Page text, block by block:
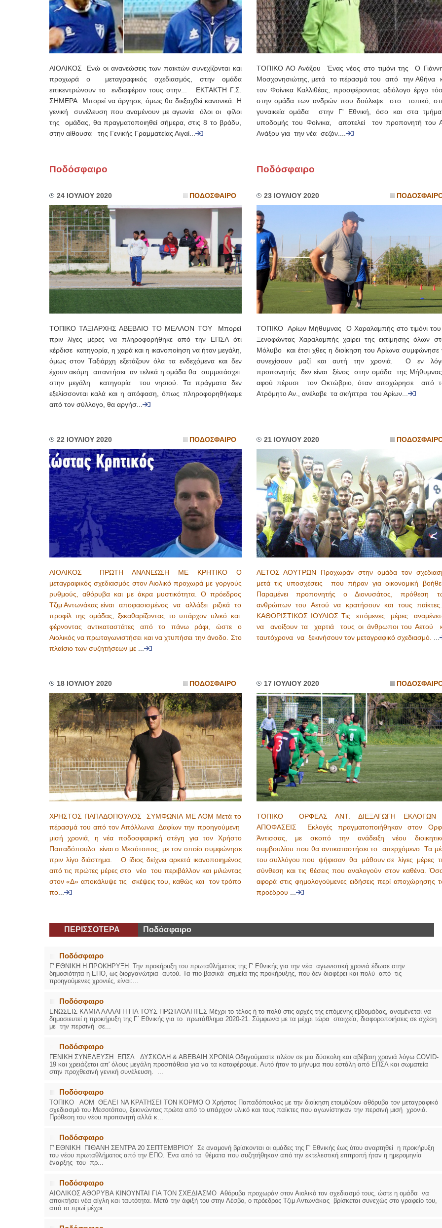
ΑΙΟΛΙΚΟΣ Ενώ οι ανανεώσεις των παικτών συνεχίζονται και
προχωρά ο μεταγραφικός σχεδιασμός, στην ομάδα
επικεντρώνουν το ενδιαφέρον τους στην... ΕΚΤΑΚΤΗ Γ.Σ.
ΣΗΜΕΡΑ Μπορεί να άργησε, όμως θα διεξαχθεί κανονικά. Η
γενική συνέλευση που αναμένουν με αγωνία όλοι οι φίλοι
της ομάδας, θα πραγματοποιηθεί σήμερα, στις 8 το βράδυ,
στην αίθουσα της Γενικής Γραμματείας Αιγαί...
ΤΟΠΙΚΟ ΑΟ Ανάξου Ένας νέος στο τιμόνι της Ο
Μοσχονησιώτης, μετά το πέρασμά του από την Αθήνα
τον Φοίνικα Καλλιθέας, προσφέροντας αξιόλογο έργο
στην ομάδα των ανδρών που δούλεψε στο τοπικό,
γυναικεία ομάδα στην Γ' Εθνική, όσο και στα
υποδομής του Φοίνικα, αποτελεί τον προπονητή του
Ανάξου για την νέα σεζόν....
Ποδόσφαιρο
24 ΙΟΥΛΙΟΥ 2020 ΠΟΔΟΣΦΑΙΡΟ
ΤΟΠΙΚΟ ΤΑΞΙΑΡΧΗΣ ΑΒΕΒΑΙΟ ΤΟ ΜΕΛΛΟΝ ΤΟΥ Μπορεί
πριν λίγες μέρες να πληροφορήθηκε από την ΕΠΣΛ ότι
κέρδισε κατηγορία, η χαρά και η ικανοποίηση να ήταν μεγάλη,
όμως στον Ταξιάρχη εξετάζουν όλα τα ενδεχόμενα και δεν
έχουν ακόμη απαντήσει αν τελικά η ομάδα θα συμμετάσχει
στην μεγάλη κατηγορία του νησιού. Τα πράγματα δεν
εξελίσσονται καλά και η απόφαση, όπως πληροφορηθήκαμε
από τον σύλλογο, θα αργήσ...
Ποδόσφαιρο
23 ΙΟΥΛΙΟΥ 2020
ΤΟΠΙΚΟ Αρίων Μήθυμνας Ο Χαραλαμπής στο τιμόνι
Ξενοφώντας Χαραλαμπής χαίρει της εκτίμησης όλων
Μόλυβο και έτσι χθες η διοίκηση του Αρίωνα συμφώνησε
συνεχίσουν μαζί και αυτή την χρονιά. Ο εν
προπονητής δεν είναι ξένος στην ομάδα της
αφού πέρυσι τον Οκτώβριο, όταν αποχώρησε από
Ατρόμητο Αν., ανέλαβε τα σκήπτρα του Αρίων...
22 ΙΟΥΛΙΟΥ 2020 ΠΟΔΟΣΦΑΙΡΟ
ΑΙΟΛΙΚΟΣ ΠΡΩΤΗ ΑΝΑΝΕΩΣΗ ΜΕ ΚΡΗΤΙΚΟ Ο
μεταγραφικός σχεδιασμός στον Αιολικό προχωρά με γοργούς
ρυθμούς, αθόρυβα και με άκρα μυστικότητα. Ο πρόεδρος
Τζιμ Αντωνάκας είναι αποφασισμένος να αλλάξει ριζικά το
προφίλ της ομάδας, ξεκαθαρίζοντας το υπάρχον υλικό και
φέρνοντας αντικαταστάτες από το πάνω ράφι, ώστε ο
Αιολικός να πρωταγωνιστήσει και να χτυπήσει την άνοδο. Στο
πλαίσιο των συζητήσεων με ...
21 ΙΟΥΛΙΟΥ 2020
ΑΕΤΟΣ ΛΟΥΤΡΩΝ Προχωράν στην ομάδα τον
μετά τις υποσχέσεις που πήραν για οικονομική
Παραμένει προπονητής ο Διονυσάτος, πρόθεση
ανθρώπων του Αετού να κρατήσουν και τους
ΚΑΘΟΡΙΣΤΙΚΟΣ ΙΟΥΛΙΟΣ Τις επόμενες μέρες
να ανοίξουν τα χαρτιά τους οι άνθρωποι του Αετού
ταυτόχρονα να ξεκινήσουν τον μεταγραφικό σχεδιασμό. ...
18 ΙΟΥΛΙΟΥ 2020 ΠΟΔΟΣΦΑΙΡΟ
ΧΡΗΣΤΟΣ ΠΑΠΑΔΟΠΟΥΛΟΣ ΣΥΜΦΩΝΙΑ ΜΕ ΑΟΜ Μετά το
πέρασμά του από τον Απόλλωνα Δαφίων την προηγούμενη
μισή χρονιά, η νέα ποδοσφαιρική στέγη για τον Χρήστο
Παπαδόπουλο είναι ο Μεσότοπος, με τον οποίο συμφώνησε
πριν λίγο διάστημα. Ο ίδιος δείχνει αρκετά ικανοποιημένος
από τις πρώτες μέρες στο νέο του περιβάλλον και μιλώντας
στον «Δ» αποκάλυψε τις σκέψεις του, καθώς και τον τρόπο
πο...
17 ΙΟΥΛΙΟΥ 2020
ΤΟΠΙΚΟ ΟΡΦΕΑΣ ΑΝΤ. ΔΙΕΞΑΓΩΓΗ ΕΚΛΟΓΩΝ
ΑΠΟΦΑΣΕΙΣ Εκλογές πραγματοποιήθηκαν στον
Άντισσας, με σκοπό την ανάδειξη νέου
συμβουλίου που θα αντικαταστήσει το απερχόμενο. Τα
του συλλόγου που ψήφισαν θα μάθουν σε λίγες μέρες
σύνθεση και τις θέσεις που αναλογούν στον καθένα.
αφορά στις φημολογούμενες ειδήσεις περί αποχώρησης
προέδρου ...
ΠΕΡΙΣΣΟΤΕΡΑ Ποδόσφαιρο
Ποδόσφαιρο
Γ' ΕΘΝΙΚΗ Η ΠΡΟΚΗΡΥΞΗ Την προκήρυξη του πρωταθλήματος της Γ' Εθνικής για την νέα αγωνιστική χρονιά έδωσε στην
δημοσιότητα η ΕΠΟ, ως διοργανώτρια αυτού. Τα πιο βασικά σημεία της προκήρυξης, που δεν διαφέρει και πολύ από τις
προηγούμενες χρονιές, είναι:...
Ποδόσφαιρο
ΕΝΩΣΕΙΣ ΚΑΜΙΑ ΑΛΛΑΓΗ ΓΙΑ ΤΟΥΣ ΠΡΩΤΑΘΛΗΤΕΣ Μέχρι το τέλος ή το πολύ στις αρχές της επόμενης εβδομάδας, αναμένεται να
δημοσιευτεί η προκήρυξη της Γ΄ Εθνικής για το πρωτάθλημα 2020-21. Σύμφωνα με τα μέχρι τώρα στοιχεία, διαφοροποιήσεις σε σχέση
με την περσινή σε...
Ποδόσφαιρο
ΓΕΝΙΚΗ ΣΥΝΕΛΕΥΣΗ ΕΠΣΛ ΔΥΣΚΟΛΗ & ΑΒΕΒΑΙΗ ΧΡΟΝΙΑ Οδηγούμαστε πλέον σε μια δύσκολη και αβέβαιη χρονιά λόγω COVID-
19 και χρειάζεται απ' όλους μεγάλη προσπάθεια για να τα καταφέρουμε. Αυτό ήταν το μήνυμα που εστάλη από ΕΠΣΛ και σωματεία
στην προχθεσινή γενική συνέλευση. ...
Ποδόσφαιρο
ΤΟΠΙΚΟ ΑΟΜ ΘΕΛΕΙ ΝΑ ΚΡΑΤΗΣΕΙ ΤΟΝ ΚΟΡΜΟ Ο Χρήστος Παπαδόπουλος με την διοίκηση ετοιμάζουν αθόρυβα τον μεταγραφικό
σχεδιασμό του Μεσοτόπου, ξεκινώντας πρώτα από το υπάρχον υλικό και τους παίκτες που αγωνίστηκαν την περσινή μισή χρονιά.
Πρόθεση του νέου προπονητή αλλά κ...
Ποδόσφαιρο
Γ' ΕΘΝΙΚΗ ΠΙΘΑΝΗ ΣΕΝΤΡΑ 20 ΣΕΠΤΕΜΒΡΙΟΥ Σε αναμονή βρίσκονται οι ομάδες της Γ' Εθνικής έως ότου αναρτηθεί η προκήρυξη
του νέου πρωταθλήματος από την ΕΠΟ. Ένα από τα θέματα που συζητήθηκαν από την εκτελεστική επιτροπή ήταν η ημερομηνία
έναρξης του πρ...
Ποδόσφαιρο
ΑΙΟΛΙΚΟΣ ΑΘΟΡΥΒΑ ΚΙΝΟΥΝΤΑΙ ΓΙΑ ΤΟΝ ΣΧΕΔΙΑΣΜΟ Αθόρυβα προχωράν στον Αιολικό τον σχεδιασμό τους, ώστε η ομάδα να
αποκτήσει νέα αίγλη και ταυτότητα. Μετά την άφιξή του στην Λέσβο, ο πρόεδρος Τζιμ Αντωνάκας βρίσκεται συνεχώς στο γραφείο του,
από το πρωί μέχρι...
Χειρουργός Ωτορινολαρυγγολόγος
Έλενα Μπούμπα
Στρατιωτικός Ιατρός
Διδ.Παν.Αθηνών
Διπλωματούχος Ευρ.Ακαδημίας
Πάρνηθας 95-97 Αχαρναί
email- elenboumpa@gmail.com